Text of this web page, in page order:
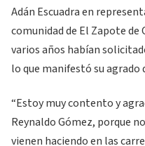
Adán Escuadra en
comunidad de El Zapote de
varios años habían
lo que manifestó su agrado
“Estoy muy contento y
Reynaldo Gómez, porque
vienen haciendo en las